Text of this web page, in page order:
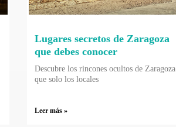
Lugares secretos de Zaragoza
que debes conocer
Descubre los rincones ocultos de Zaragoza
que solo los locales
Leer más »